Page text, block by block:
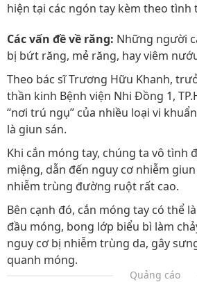
hiện tại các ngón tay kèm theo tình
Các vấn đề về răng: Những người
bị bứt răng, mẻ răng, hay viêm
Theo bác sĩ Trương Hữu Khanh,
thần kinh Bệnh viện Nhi Đồng 1,
“nơi trú ngụ” của nhiều loại vi
là giun sán.
Khi cắn móng tay, chúng ta vô tình
miệng, dẫn đến nguy cơ nhiễm
nhiễm trùng đường ruột rất cao.
Bên cạnh đó, cắn móng tay có thể
đầu móng, bong lớp biểu bì làm
nguy cơ bị nhiễm trùng da, gây
quanh móng.
Quảng cáo